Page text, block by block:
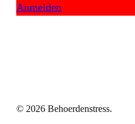
Anmelden
© 2026 Behoerdenstress.